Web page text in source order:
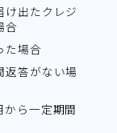
け出たクレジ
合
た場合
返答がない場
ら一定期間